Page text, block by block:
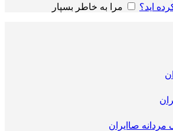
اید؟ مرا به خاطر بسپار
مردانه صاایران